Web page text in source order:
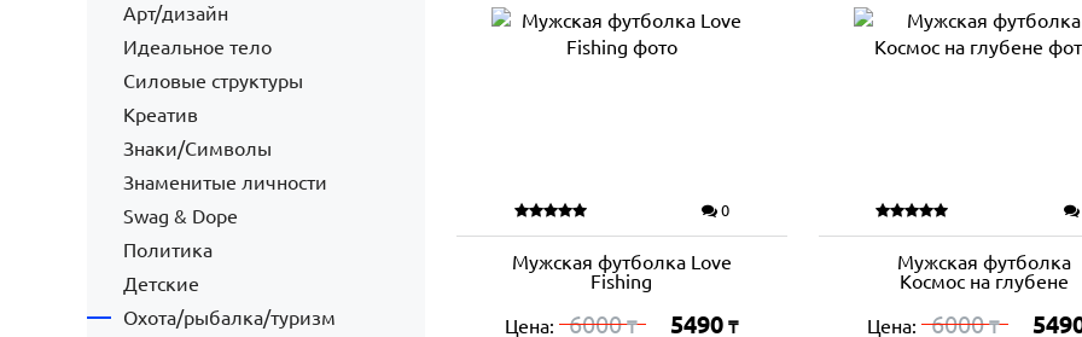
Арт/дизайн
Идеальное тело
Силовые структуры
Креатив
Знаки/Символы
Знаменитые личности
Swag & Dope
Политика
Детские
Охота/рыбалка/туризм
0
Мужская футболка Love
Fishing
Цена: 6000₸ 5490 ₸
Мужская футболка
Космос на глубене
Цена: 6000₸